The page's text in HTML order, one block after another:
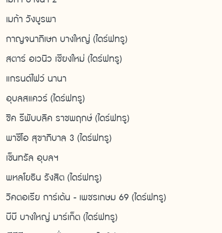
เมก้า วังบูรพา
กาญจนาภิเษก บางใหญ่ (ไดร์ฟทรู)
สตาร์ อเวนิว เชียงใหม่ (ไดร์ฟทรู)
แกรนด์ไฟว์ นานา
อุบลสแควร์ (ไดร์ฟทรู)
ชิค รีพับบลิค ราชพฤกษ์ (ไดร์ฟทรู)
พาซีโอ สุขาภิบาล 3 (ไดร์ฟทรู)
เซ็นทรัล อุบลฯ
พหลโยธิน รังสิต (ไดร์ฟทรู)
วิคตอเรีย การ์เด้น - เพชรเกษม 69 (ไดร์ฟทรู)
บีบี บางใหญ่ มาร์เก็ต (ไดร์ฟทรู)